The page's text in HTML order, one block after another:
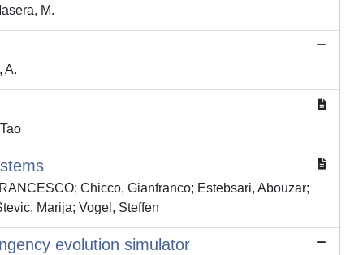
M.
A.
Chicco, Gianfranco; Estebsari, Abouzar;
Marija; Vogel, Steffen
evolution simulator